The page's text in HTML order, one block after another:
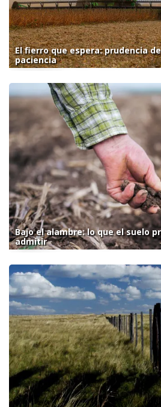
El fierro que espera: prudencia
paciencia
Bajo el alambre: lo que el suelo
admitir